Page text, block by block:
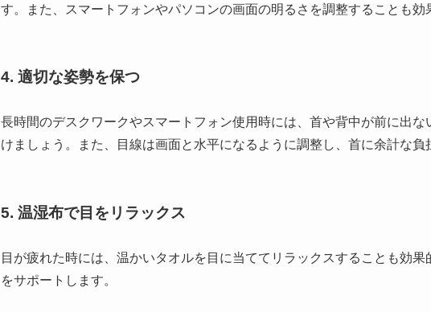
す。また、スマートフォンやパソコンの画面の明るさを調整することも効
4. 適切な姿勢を保つ
長時間のデスクワークやスマートフォン使用時には、首や背中が前に出
けましょう。また、目線は画面と水平になるように調整し、首に余計な負
5. 温湿布で目をリラックス
目が疲れた時には、温かいタオルを目に当ててリラックスすることも効
をサポートします。